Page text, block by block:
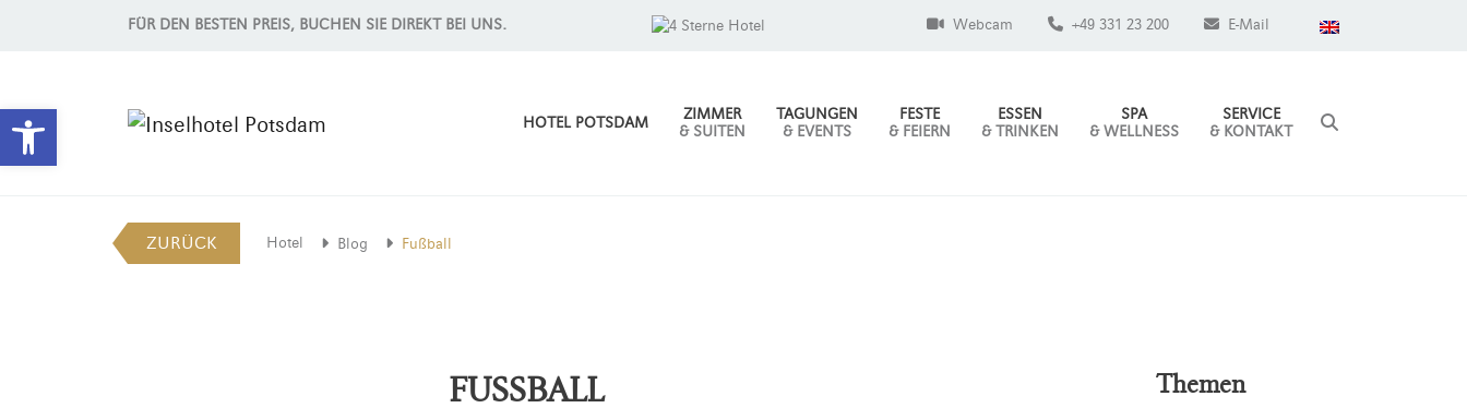
Werkzeugleiste öffnen
FÜR DEN BESTEN PREIS, BUCHEN SIE DIREKT BEI UNS. Webcam +49 331 23 200 E-Mail
HOTEL POTSDAM
ZIMMER
& SUITEN
TAGUNGEN
& EVENTS
FESTE
& FEIERN
ESSEN
& TRINKEN
SPA
& WELLNESS
SERVICE
& KONTAKT
ZURÜCK Hotel Blog Fußball
FUSSBALL Themen